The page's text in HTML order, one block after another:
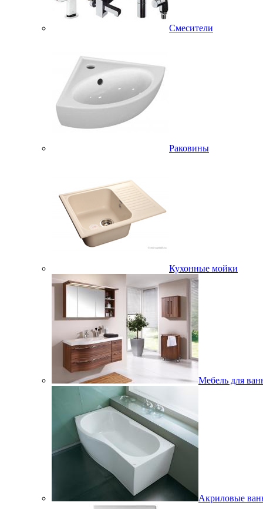
Смесители
Раковины
Кухонные мойки
Мебель для
Акриловые